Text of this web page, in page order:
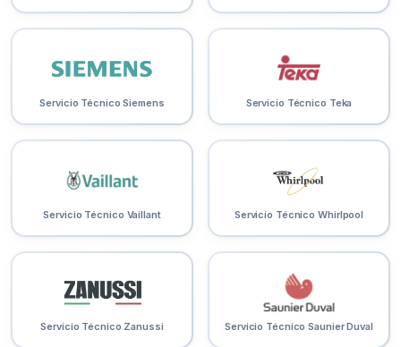
Servicio Técnico Siemens Servicio Técnico Teka
Servicio Técnico Vaillant Servicio Técnico Whirlpool
Servicio Técnico Zanussi Servicio Técnico Saunier Duval